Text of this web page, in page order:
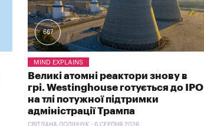
667
MIND EXPLAINS
Великі атомні реактори знову в
грі. Westinghouse готується до IPO
на тлі потужної підтримки
адміністрації Трампа
СВІТЛАНА ДОЛІНЧУК - 6 СЕРПНЯ 2026